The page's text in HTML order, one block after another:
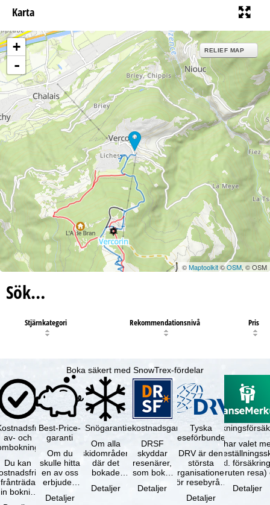
Karta
+
-
RELIEF MAP
©Maptoolkit©OSM , © OSM
Sök…
Stjärnkategori Rekommendationsnivå Pris
Boka säkert med SnowTrex-fördelar
av- och
Du kan
frånträda
bokning
Best-Price-
garanti
Om du
skulle hitta
en av oss
erbjuden
samma
Detaljer
Snögaranti
Om alla
skidområden
där det
bokade
gäller –
Detaljer
Resekostnadsgaranti
DRSF
skyddar
resenärer,
som bokat
paketresa
Detaljer
Tyska
reseförbundet
DRV är den
största
organisationen
för resebyråer
researrangörer
Detaljer
Du har valet
(inkl.
avbruten resa)
Detaljer